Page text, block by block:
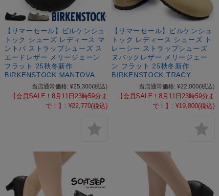
【サマーセール】ビルケンシュ
トック シューズ レディース マ
ントバ ストラップシューズ ス
エードレザー メリージェーン
フラット 25秋冬新作
BIRKENSTOCK MANTOVA
当店通常価格: ¥25,300(税込)
【会員SALE！8月11日23時59分ま
で！】: ¥22,770(税込)
【サマーセール】ビルケンシュ
トック レディース シューズ ト
レーシー ストラップシューズ
ヌバックレザー メリージェー
ン フラット 25秋冬新作
BIRKENSTOCK TRACY
当店通常価格: ¥22,000(税込)
【会員SALE！8月11日23時59分ま
で！】: ¥19,800(税込)